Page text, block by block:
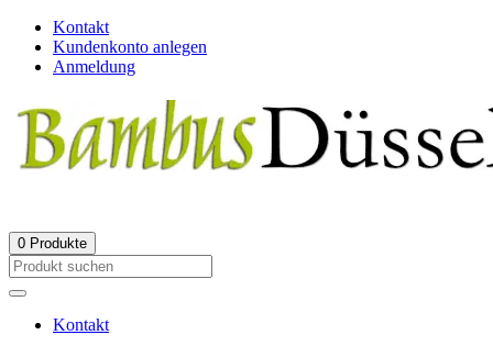
Kontakt
Kundenkonto anlegen
Anmeldung
0 Produkte
Kontakt